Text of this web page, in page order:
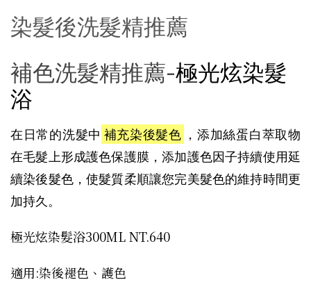
染髮後洗髮精推薦
補色洗髮精推薦-極光炫染髮
浴
在日常的洗髮中 補充染後髮色 ，添加絲蛋白萃取物
在毛髮上形成護色保護膜，添加護色因子持續使用延
續染後髮色，使髮質柔順讓您完美髮色的維持時間更
加持久。
極光炫染髮浴300ML NT.640
適用:染後褪色、護色